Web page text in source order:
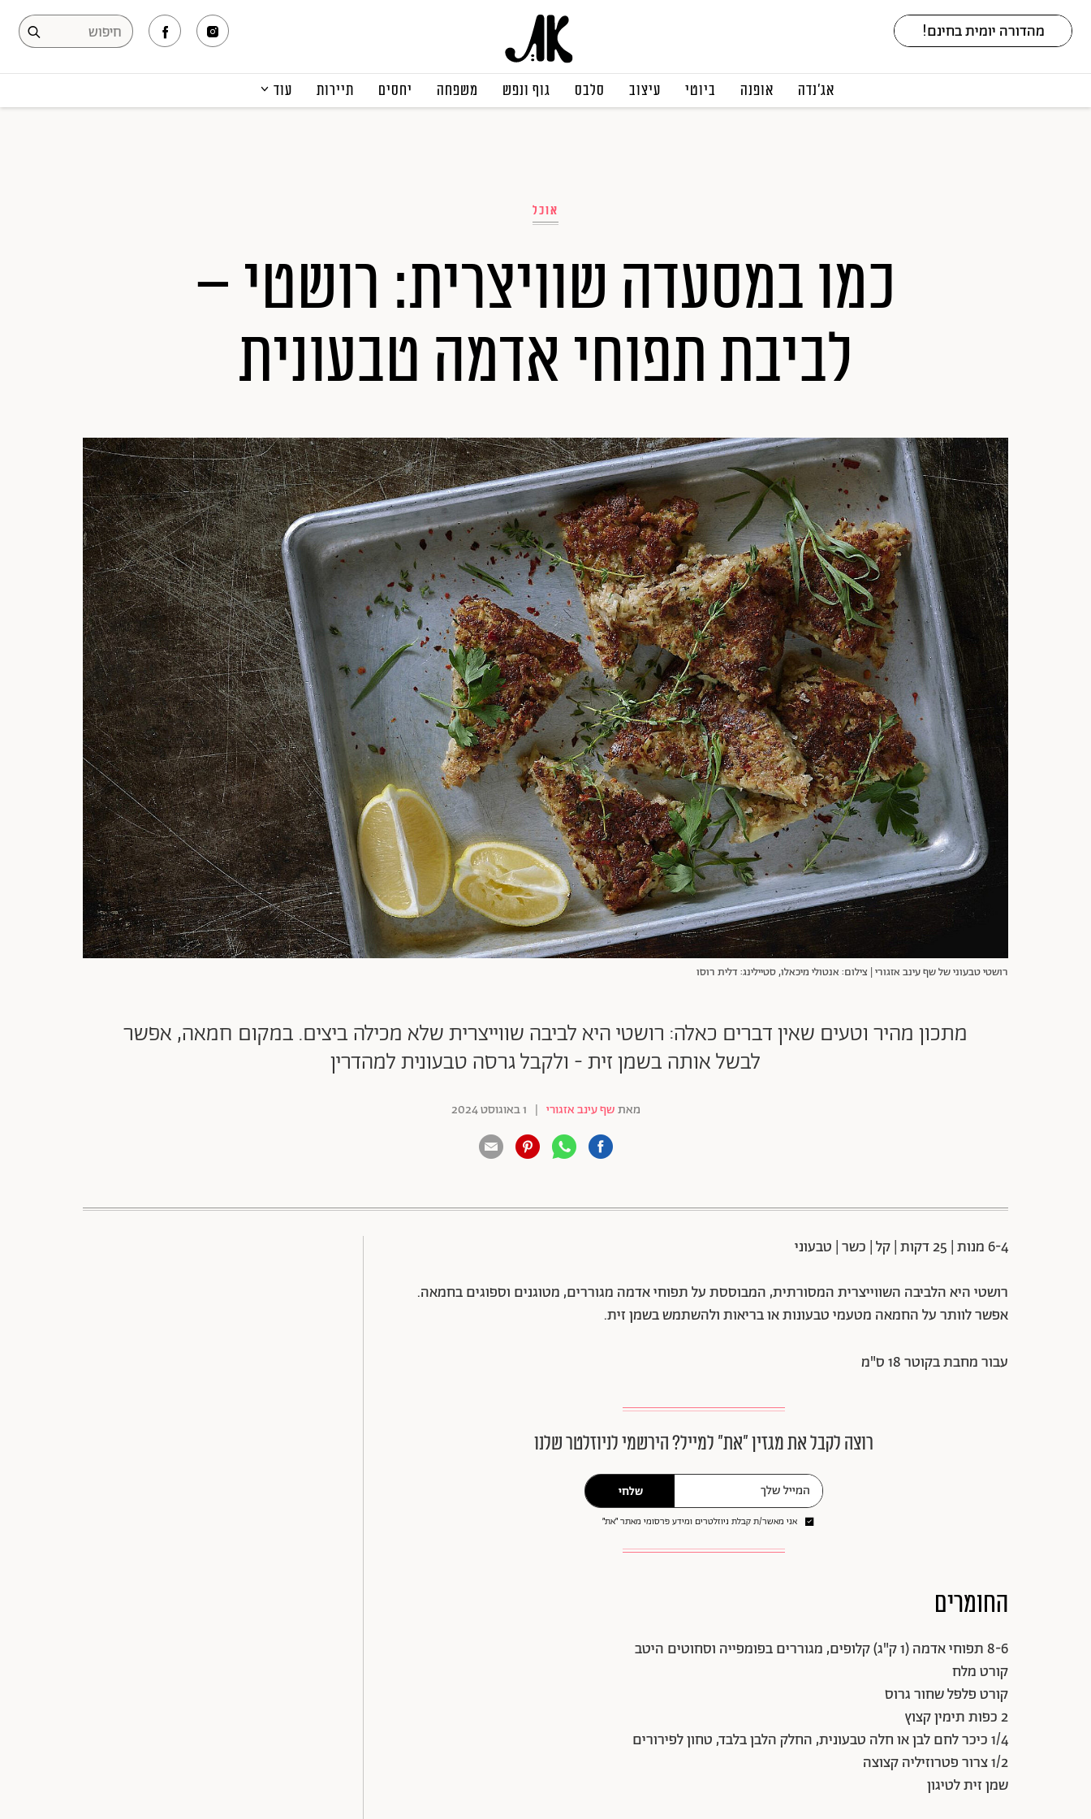
אג׳נדה אופנה ביוטי עיצוב סלבס גוף ונפש משפחה יחסים תיירות עוד
אוכל
כמו במסעדה שוויצרית: רושטי –
לביבת תפוחי אדמה טבעונית
רושטי טבעוני של שף עינב אזגורי | צילום: אנטולי מיכאלו, סטיילינג: דלית רוסו
מתכון מהיר וטעים שאין דברים כאלה: רושטי היא לביבה שווייצרית שלא מכילה ביצים. במקום חמאה, אפשר
לבשל אותה בשמן זית - ולקבל גרסה טבעונית למהדרין
מאתשף עינב אזגורי | 1 באוגוסט 2024
6-4 מנות | 25 דקות | קל | כשר | טבעוני
רושטי היא הלביבה השווייצרית המסורתית, המבוססת על תפוחי אדמה מגוררים, מטוגנים וספוגים בחמאה.
אפשר לוותר על החמאה מטעמי טבעונות או בריאות ולהשתמש בשמן זית.
עבור מחבת בקוטר 18 ס"מ
רוצה לקבל את מגזין ״את״ למייל? הירשמי לניוזלטר שלנו
שלחי
אני מאשר/ת קבלת ניוזלטרים ומידע פרסומי מאתר ״את״
החומרים
8-6 תפוחי אדמה (1 ק"ג) קלופים, מגוררים בפומפייה וסחוטים היטב
קורט מלח
קורט פלפל שחור גרוס
2 כפות תימין קצוץ
1/4 כיכר לחם לבן או חלה טבעונית, החלק הלבן בלבד, טחון לפירורים
1/2 צרור פטרוזיליה קצוצה
שמן זית לטיגון